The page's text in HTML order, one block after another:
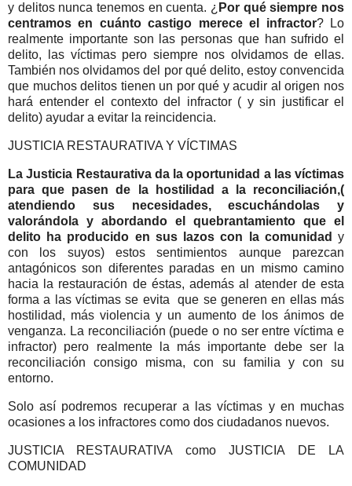
y delitos nunca tenemos en cuenta. ¿ Por qué siempre nos
centramos en cuánto castigo merece el infractor? Lo
realmente importante son las personas que han sufrido el
delito, las víctimas pero siempre nos olvidamos de ellas.
También nos olvidamos del por qué delito, estoy convencida
que muchos delitos tienen un por qué y acudir al origen nos
hará entender el contexto del infractor ( y sin justificar el
delito) ayudar a evitar la reincidencia.
JUSTICIA RESTAURATIVA Y VÍCTIMAS
La Justicia Restaurativa da la oportunidad a las víctimas
para que pasen de la hostilidad a la reconciliación,(
atendiendo sus necesidades, escuchándolas y
valorándola y abordando el quebrantamiento que el
delito ha producido en sus lazos con la comunidad y
con los suyos) estos sentimientos aunque parezcan
antagónicos son diferentes paradas en un mismo camino
hacia la restauración de éstas, además al atender de esta
forma a las víctimas se evita que se generen en ellas más
hostilidad, más violencia y un aumento de los ánimos de
venganza. La reconciliación (puede o no ser entre víctima e
infractor) pero realmente la más importante debe ser la
reconciliación consigo misma, con su familia y con su
entorno.
Solo así podremos recuperar a las víctimas y en muchas
ocasiones a los infractores como dos ciudadanos nuevos.
JUSTICIA RESTAURATIVA como JUSTICIA DE LA
COMUNIDAD